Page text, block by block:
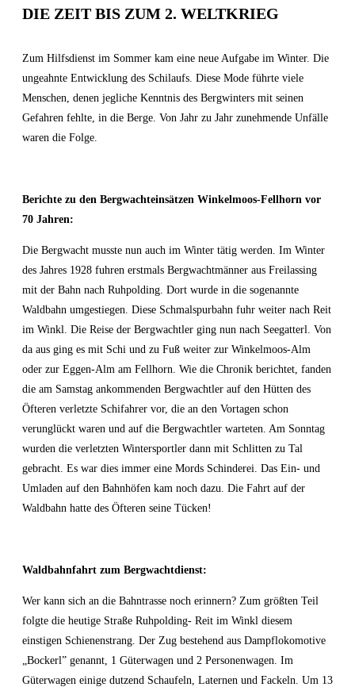
DIE ZEIT BIS ZUM 2. WELTKRIEG
Zum Hilfsdienst im Sommer kam eine neue Aufgabe im Winter. Die
ungeahnte Entwicklung des Schilaufs. Diese Mode führte viele
Menschen, denen jegliche Kenntnis des Bergwinters mit seinen
Gefahren fehlte, in die Berge. Von Jahr zu Jahr zunehmende Unfälle
waren die Folge.
Berichte zu den Bergwachteinsätzen Winkelmoos-Fellhorn vor
70 Jahren:
Die Bergwacht musste nun auch im Winter tätig werden. Im Winter
des Jahres 1928 fuhren erstmals Bergwachtmänner aus Freilassing
mit der Bahn nach Ruhpolding. Dort wurde in die sogenannte
Waldbahn umgestiegen. Diese Schmalspurbahn fuhr weiter nach Reit
im Winkl. Die Reise der Bergwachtler ging nun nach Seegatterl. Von
da aus ging es mit Schi und zu Fuß weiter zur Winkelmoos-Alm
oder zur Eggen-Alm am Fellhorn. Wie die Chronik berichtet, fanden
die am Samstag ankommenden Bergwachtler auf den Hütten des
Öfteren verletzte Schifahrer vor, die an den Vortagen schon
verunglückt waren und auf die Bergwachtler warteten. Am Sonntag
wurden die verletzten Wintersportler dann mit Schlitten zu Tal
gebracht. Es war dies immer eine Mords Schinderei. Das Ein- und
Umladen auf den Bahnhöfen kam noch dazu. Die Fahrt auf der
Waldbahn hatte des Öfteren seine Tücken!
Waldbahnfahrt zum Bergwachtdienst:
Wer kann sich an die Bahntrasse noch erinnern? Zum größten Teil
folgte die heutige Straße Ruhpolding- Reit im Winkl diesem
einstigen Schienenstrang. Der Zug bestehend aus Dampflokomotive
„Bockerl” genannt, 1 Güterwagen und 2 Personenwagen. Im
Güterwagen einige dutzend Schaufeln, Laternen und Fackeln. Um 13